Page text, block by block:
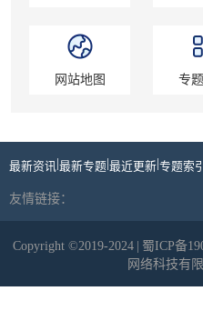
网站地图 专
最新资讯 |最新专题|最近更新|专题索引
友情链接：
Copyright ©2019-2024 | 蜀ICP备
网络科技有